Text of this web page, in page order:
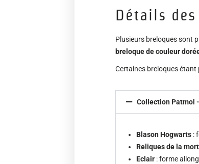
Détails
Plusieurs breloques sont
breloque de couleur
Certaines breloques étant
Collection Patmol
Blason Hogwarts :
Reliques de la mort
Eclair : forme